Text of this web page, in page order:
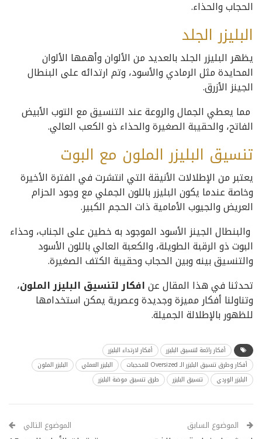
الحجاب والحذاء.
البليزر الجلد
يظهر البليزر الجلد بالعديد من الألوان وأهمها الألوان
المحايدة مثل الرمادي والأسود، وتم ارتدائه على البنطال
الجينز الأزرق.
مما يعطي الجمال والروعة عند التنسيق مع التوب الأبيض
الفاتح، والحقيبة الصغيرة والحذاء ذو الكعب العالي.
تنسيق البليزر الملون مع البوت
يعتبر من الإطلالات الأنيقة التي انتشرت في الفترة الأخيرة
وخاصة عندما يكون البليزر باللون الجملي مع وجود الحزام
العريض والجيوب الأمامية ذات الحجم الكبير.
والبنطال الجينز الأسود الموجود به خطين على الجناب، وحذاء
البوت ذو الرقبة الطويلة، والكعبة العالي باللون الأسود
والتنسيق بينه وبين الحجاب وحقيبة الكتف الصغيرة.
تحدثنا في هذا المقال عنافكار لتنسيق البليزر الملون،
وتناولنا أفكار مميزة وجديدة وعصرية يمكن استخدامها
للظهور بالإطلالة الجميلة.
أفكار رائعة لتنسيق البليزر
أفكار لارتداء البليزر
أفكار وطرق تنسيق البليزر الـ Oversized للمحجبات
البليزر العملي
البليزر الملون
البليزر الوردي
تنسيق البليزر طرق تنسيق موضة البليزر
الموضوع السابق الموضوع التالي